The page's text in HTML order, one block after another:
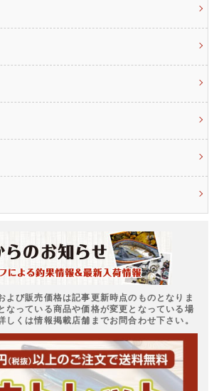
び販売価格は記事更新時点のものとなりま
なっている商品や価格が変更となっている場
しくは情報掲載店舗までお問合わせ下さい。